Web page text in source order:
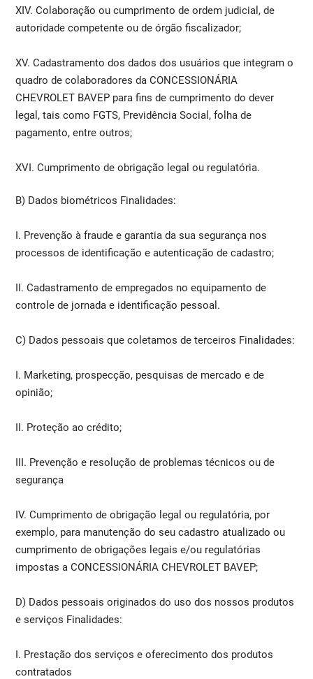
XIV. Colaboração ou cumprimento de ordem judicial, de
autoridade competente ou de órgão fiscalizador;
XV. Cadastramento dos dados dos usuários que integram o
quadro de colaboradores da CONCESSIONÁRIA
CHEVROLET BAVEP para fins de cumprimento do dever
legal, tais como FGTS, Previdência Social, folha de
pagamento, entre outros;
XVI. Cumprimento de obrigação legal ou regulatória.
B) Dados biométricos Finalidades:
I. Prevenção à fraude e garantia da sua segurança nos
processos de identificação e autenticação de cadastro;
II. Cadastramento de empregados no equipamento de
controle de jornada e identificação pessoal.
C) Dados pessoais que coletamos de terceiros Finalidades:
I. Marketing, prospecção, pesquisas de mercado e de
opinião;
II. Proteção ao crédito;
III. Prevenção e resolução de problemas técnicos ou de
segurança
IV. Cumprimento de obrigação legal ou regulatória, por
exemplo, para manutenção do seu cadastro atualizado ou
cumprimento de obrigações legais e/ou regulatórias
impostas a CONCESSIONÁRIA CHEVROLET BAVEP;
D) Dados pessoais originados do uso dos nossos produtos
e serviços Finalidades:
I. Prestação dos serviços e oferecimento dos produtos
contratados